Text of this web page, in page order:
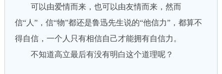
可以由爱情而来，也可以由友情而来，然而
信“人”，信“物”都还是鲁迅先生说的“他信力”，都算不
得自信，一个人只有相信自己才能拥有自信力。
不知道高立最后有没有明白这个道理呢？